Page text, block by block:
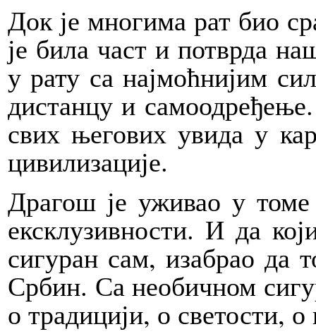
Док је многима рат био
је била част и потврда
у рату са најмоћнијим
дистанцу и
свих његових увида у
цивилизације.
Драгош је уживао у
ексклузивности. И да
сигуран сам, изабрао да
Србин. Са необичном
о традицији, о светости,